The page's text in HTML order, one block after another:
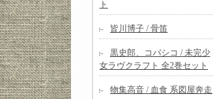
ト
皆川博子 / 骨笛
黒史郎、コバシコ / 未完少
女ラヴクラフト 全2巻セット
物集高音 / 血食 系図屋奔走